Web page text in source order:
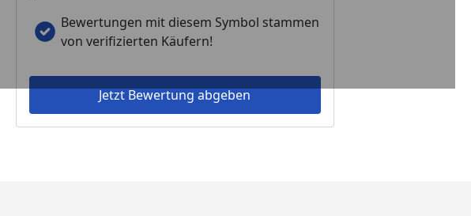
Bewertungen mit diesem Symbol stammen
von verifizierten Käufern!
Jetzt Bewertung abgeben